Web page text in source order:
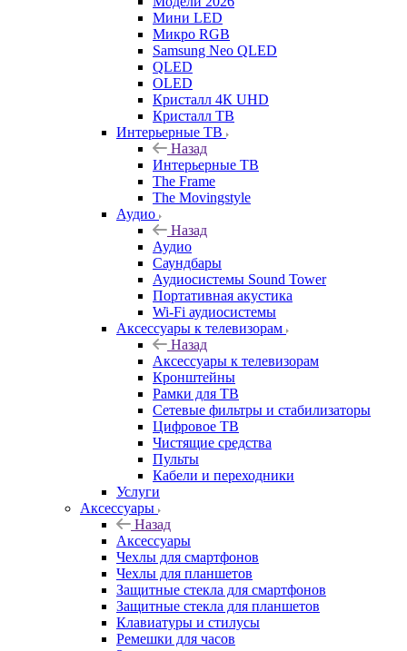
Мини LED
Микро RGB
Samsung Neo QLED
QLED
OLED
Кристалл 4К UHD
Кристалл ТВ
Интерьерные ТВ
Назад
Интерьерные ТВ
The Frame
The Movingstyle
Аудио
Назад
Аудио
Саундбары
Аудиосистемы Sound Tower
Портативная акустика
Wi-Fi аудиосистемы
Аксессуары к телевизорам
Назад
Аксессуары к телевизорам
Кронштейны
Рамки для ТВ
Сетевые фильтры и стабилизаторы
Цифровое ТВ
Чистящие средства
Пульты
Кабели и переходники
Услуги
Аксессуары
Назад
Аксессуары
Чехлы для смартфонов
Чехлы для планшетов
Защитные стекла для смартфонов
Защитные стекла для планшетов
Клавиатуры и стилусы
Ремешки для часов